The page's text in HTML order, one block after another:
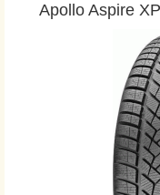
Apollo Aspire